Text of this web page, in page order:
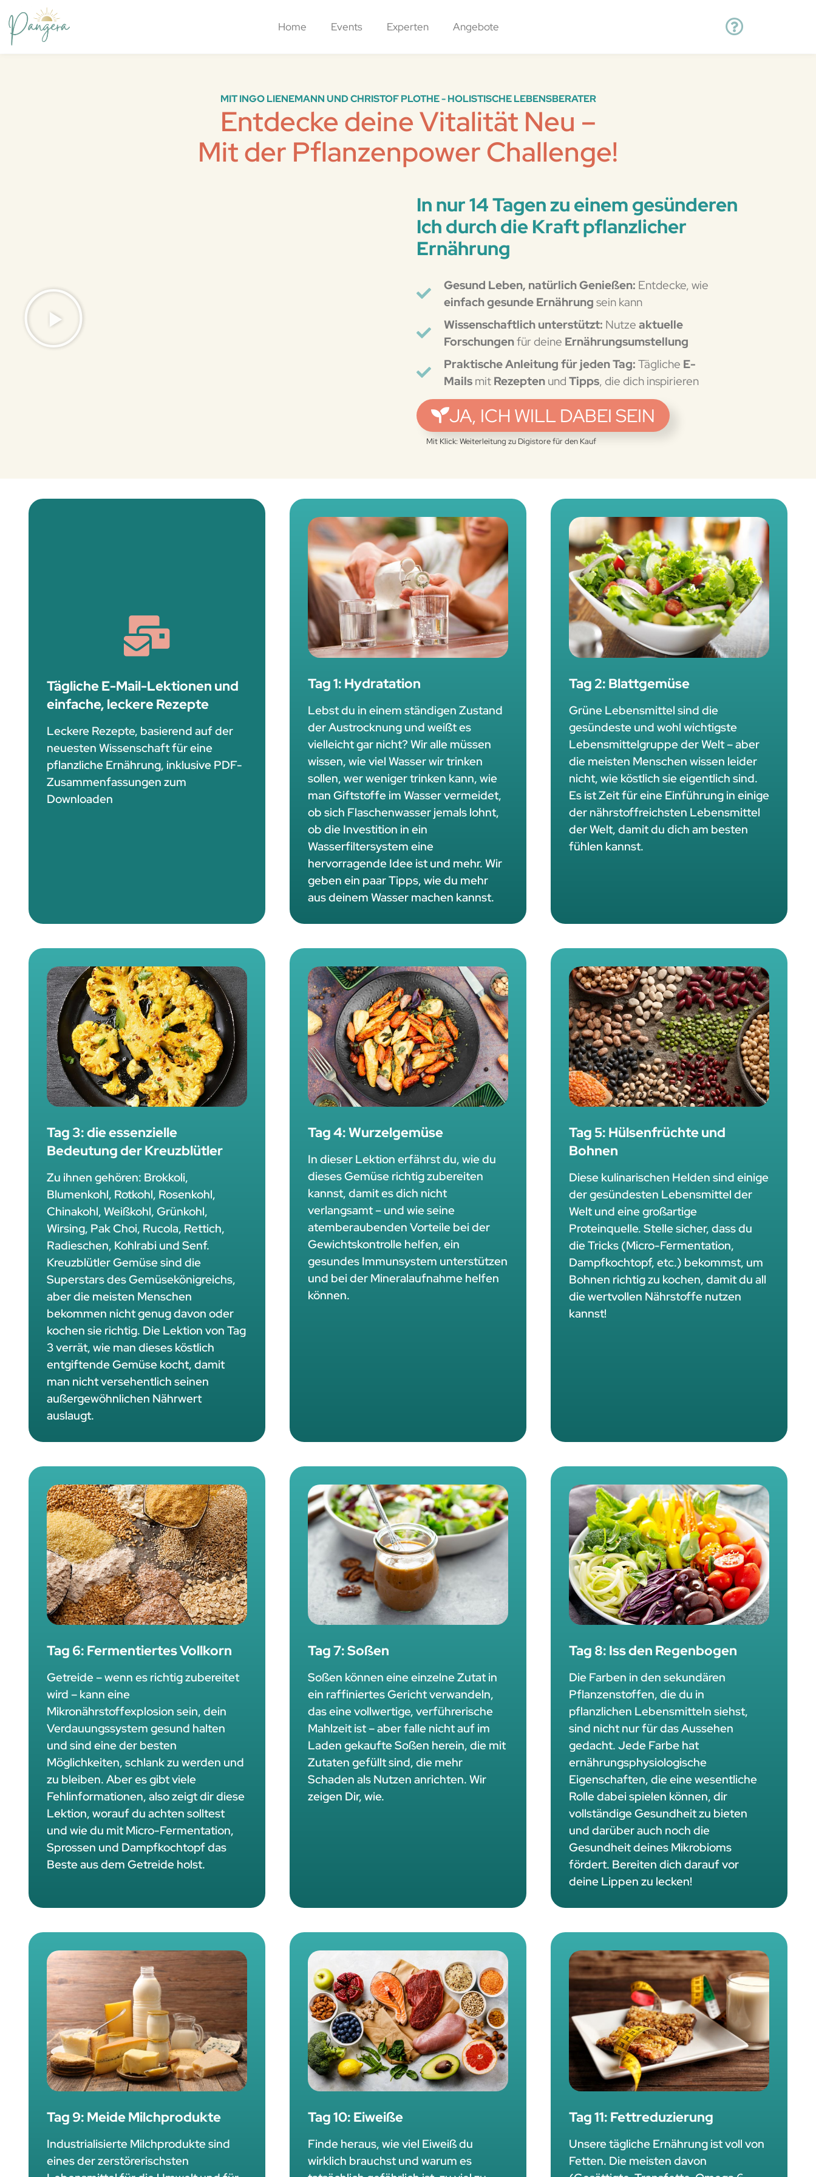
Home Events Experten Angebote
MIT INGO LIENEMANN UND CHRISTOF PLOTHE - HOLISTISCHE LEBENSBERATER
Entdecke deine Vitalität Neu –
Mit der Pflanzenpower Challenge!
In nur 14 Tagen zu einem gesünderen
Ich durch die Kraft pflanzlicher
Ernährung
Gesund Leben, natürlich Genießen: Entdecke, wie
einfach gesunde Ernährungsein kann
Wissenschaftlich unterstützt: Nutzeaktuelle
Forschungenfür deine Ernährungsumstellung
Praktische Anleitung für jeden Tag:Tägliche E-
MailsmitRezeptenundTipps, die dich inspirieren
JA, ICH WILL DABEI SEIN
Mit Klick: Weiterleitung zu Digistore für den Kauf
Tägliche E-Mail-Lektionen und
einfache, leckere Rezepte
Leckere Rezepte, basierend auf der
neuesten Wissenschaft für eine
pflanzliche Ernährung, inklusive PDF-
Zusammenfassungen zum
Downloaden​
Tag 1: Hydratation
Lebst du in einem ständigen Zustand
der Austrocknung und weißt es
vielleicht gar nicht? Wir alle müssen
wissen, wie viel Wasser wir trinken
sollen, wer weniger trinken kann, wie
man Giftstoffe im Wasser vermeidet,
ob sich Flaschenwasser jemals lohnt,
ob die Investition in ein
Wasserfiltersystem eine
hervorragende Idee ist und mehr. Wir
geben ein paar Tipps, wie du mehr
aus deinem Wasser machen kannst.
Tag 2: Blattgemüse
Grüne Lebensmittel sind die
gesündeste und wohl wichtigste
Lebensmittelgruppe der Welt – aber
die meisten Menschen wissen leider
nicht, wie köstlich sie eigentlich sind.
Es ist Zeit für eine Einführung in einige
der nährstoffreichsten Lebensmittel
der Welt, damit du dich am besten
fühlen kannst.
Tag 3: die essenzielle
Bedeutung der Kreuzblütler
Zu ihnen gehören: Brokkoli,
Blumenkohl, Rotkohl, Rosenkohl,
Chinakohl, Weißkohl, Grünkohl,
Wirsing, Pak Choi, Rucola, Rettich,
Radieschen, Kohlrabi und Senf.
Kreuzblütler Gemüse sind die
Superstars des Gemüsekönigreichs,
aber die meisten Menschen
bekommen nicht genug davon oder
kochen sie richtig. Die Lektion von Tag
3 verrät, wie man dieses köstlich
entgiftende Gemüse kocht, damit
man nicht versehentlich seinen
außergewöhnlichen Nährwert
auslaugt.
Tag 4: Wurzelgemüse
In dieser Lektion erfährst du, wie du
dieses Gemüse richtig zubereiten
kannst, damit es dich nicht
verlangsamt – und wie seine
atemberaubenden Vorteile bei der
Gewichtskontrolle helfen, ein
gesundes Immunsystem unterstützen
und bei der Mineralaufnahme helfen
können.
Tag 5: Hülsenfrüchte und
Bohnen
Diese kulinarischen Helden sind einige
der gesündesten Lebensmittel der
Welt und eine großartige
Proteinquelle. Stelle sicher, dass du
die Tricks (Micro-Fermentation,
Dampfkochtopf, etc.) bekommst, um
Bohnen richtig zu kochen, damit du all
die wertvollen Nährstoffe nutzen
kannst!
Tag 6: Fermentiertes Vollkorn
Getreide – wenn es richtig zubereitet
wird – kann eine
Mikronährstoffexplosion sein, dein
Verdauungssystem gesund halten
und sind eine der besten
Möglichkeiten, schlank zu werden und
zu bleiben. Aber es gibt viele
Fehlinformationen, also zeigt dir diese
Lektion, worauf du achten solltest
und wie du mit Micro-Fermentation,
Sprossen und Dampfkochtopf das
Beste aus dem Getreide holst.
Tag 7: Soßen
Soßen können eine einzelne Zutat in
ein raffiniertes Gericht verwandeln,
das eine vollwertige, verführerische
Mahlzeit ist – aber falle nicht auf im
Laden gekaufte Soßen herein, die mit
Zutaten gefüllt sind, die mehr
Schaden als Nutzen anrichten. Wir
zeigen Dir, wie.
Tag 8: Iss den Regenbogen
Die Farben in den sekundären
Pflanzenstoffen, die du in
pflanzlichen Lebensmitteln siehst,
sind nicht nur für das Aussehen
gedacht. Jede Farbe hat
ernährungsphysiologische
Eigenschaften, die eine wesentliche
Rolle dabei spielen können, dir
vollständige Gesundheit zu bieten
und darüber auch noch die
Gesundheit deines Mikrobioms
fördert. Bereiten dich darauf vor
deine Lippen zu lecken!
Tag 9: Meide Milchprodukte
Industrialisierte Milchprodukte sind
eines der zerstörerischsten
Tag 10: Eiweiße
Finde heraus, wie viel Eiweiß du
wirklich brauchst und warum es
Tag 11: Fettreduzierung
Unsere tägliche Ernährung ist voll von
Fetten. Die meisten davon